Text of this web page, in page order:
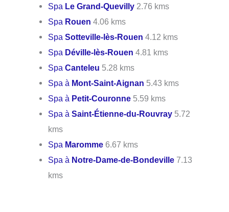
Spa Le Grand-Quevilly 2.76 kms
Spa Rouen 4.06 kms
SpaSotteville-lès-Rouen 4.12 kms
Spa Déville-lès-Rouen 4.81 kms
SpaCanteleu 5.28 kms
Spa à Mont-Saint-Aignan 5.43 kms
Spa à Petit-Couronne 5.59 kms
Spa àSaint-Étienne-du-Rouvray 5.72
kms
Spa Maromme 6.67 kms
Spa à Notre-Dame-de-Bondeville 7.13
kms